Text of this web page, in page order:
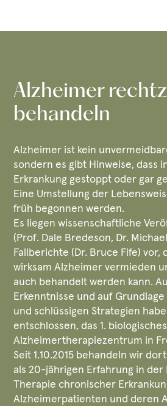
Alzheimer
behandeln
Alzheimer ist kein
sondern es gibt Hinweise, dass
Erkrankung gestoppt oder gar
Eine Umstellung der
früh begonnen werden.
Es liegen wissenschaftliche
(Prof. Dale Bredeson, Dr.
Fallberichte (Dr. Bruce Fife) vor,
wirksam Alzheimer vermieden
auch behandelt werden kann.
Erkenntnisse und auf
und schlüssigen Strategien
entschlossen, das 1. biologisches
Alzheimertherapiezentrum in
Seit 1.10.2015 behandeln wir
als 20-jährigen Erfahrung in der
Therapie chronischer
Alzheimerpatienten und deren